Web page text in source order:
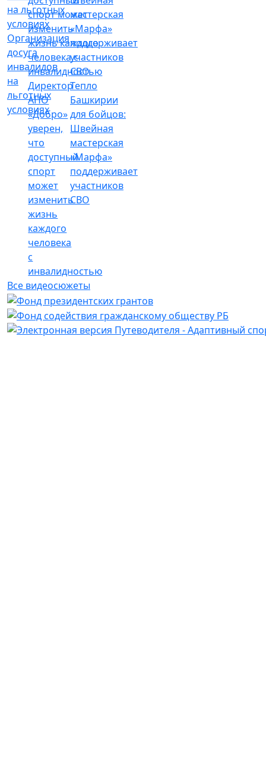
Организация
досуга
инвалидов
на
льготных
условиях
Директор
АНО
«Добро»
уверен,
что
доступный
спорт
может
изменить
жизнь
каждого
человека
с
инвалидностью
Тепло
Башкирии
для бойцов:
Швейная
мастерская
«Марфа»
поддерживает
участников
СВО
Все видеосюжеты